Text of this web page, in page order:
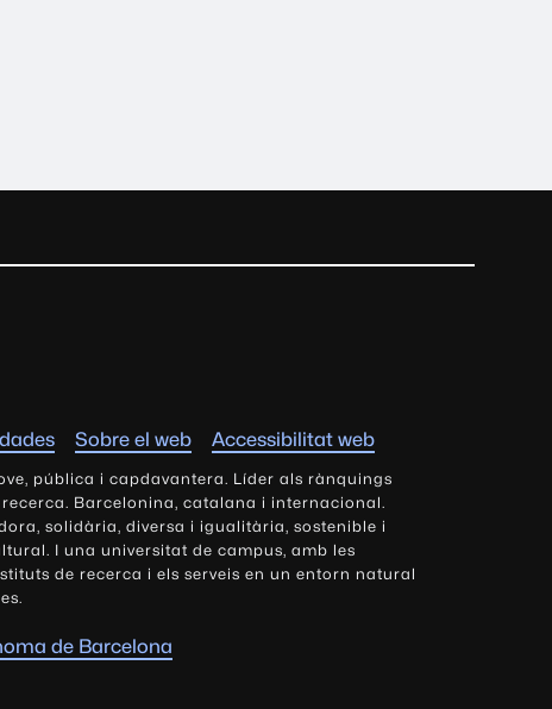
Sobre el web Accessibilitat web
pública i capdavantera. Líder als rànquings
Barcelonina, catalana i internacional.
solidària, diversa i igualitària, sostenible i
I una universitat de campus, amb les
de recerca i els serveis en un entorn natural
de Barcelona